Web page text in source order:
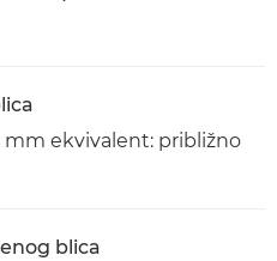
mm ekvivalent: približno
blica